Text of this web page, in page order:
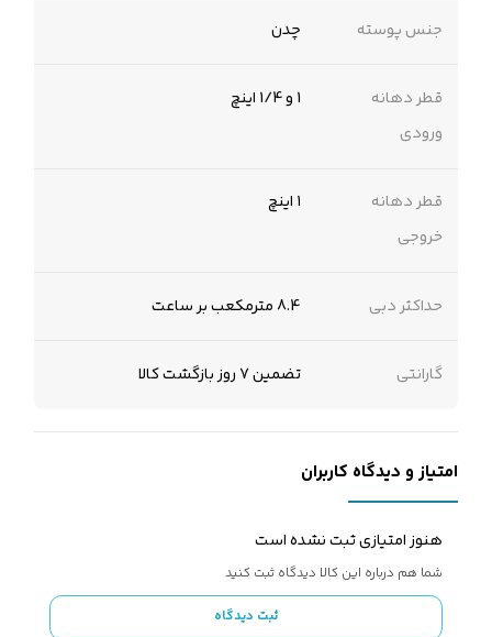
جنس پوسته چدن
قطر دهانه
ورودی
1 و 1/4 اینچ
قطر دهانه
خروجی
۱ اینچ
حداکثر دبی 8.4 مترمکعب بر ساعت
گارانتی تضمین 7 روز بازگشت کالا
امتیاز و دیدگاه کاربران
هنوز امتیازی ثبت نشده است
شما هم درباره این کالا دیدگاه ثبت کنید
ثبت دیدگاه